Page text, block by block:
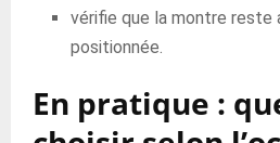
vérifie que la montre reste
positionnée.
En pratique :